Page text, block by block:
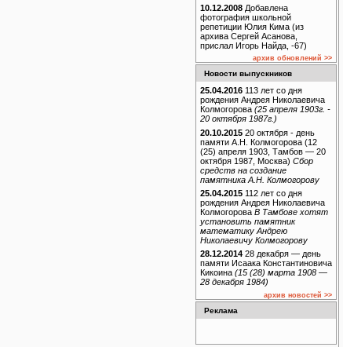
10.12.2008 Добавлена
фотография школьной
репетиции Юлия Кима (из
архива Сергей Асанова,
прислал Игорь Найда, -67)
архив обновлений >>
Новости выпускников
25.04.2016 113 лет со дня
рождения Андрея Николаевича
Колмогорова (25 апреля 1903г. -
20 октября 1987г.)
20.10.2015 20 октября - день
памяти А.Н. Колмогорова (12
(25) апреля 1903, Тамбов — 20
октября 1987, Москва) Сбор
средств на создание
памятника А.Н. Колмогорову
25.04.2015 112 лет со дня
рождения Андрея Николаевича
Колмогорова В Тамбове хотят
установить памятник
математику Андрею
Николаевичу Колмогорову
28.12.2014 28 декабря — день
памяти Исаака Константиновича
Кикоина (15 (28) марта 1908 —
28 декабря 1984)
архив новостей >>
Реклама